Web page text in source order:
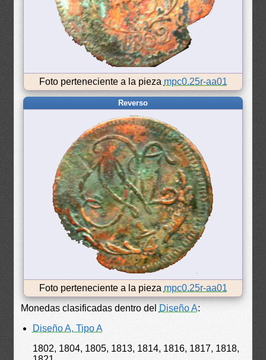
Foto perteneciente a la pieza mpc0.25r-aa01
Reverso
Foto perteneciente a la pieza mpc0.25r-aa01
Monedas clasificadas dentro del Diseño A:
Diseño A, Tipo A
1802, 1804, 1805, 1813, 1814, 1816, 1817, 1818,